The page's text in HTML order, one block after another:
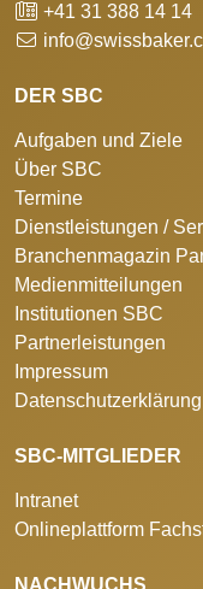
+41 31 388 14 14
DER SBC
Aufgaben und Ziele
Über SBC
Termine
Dienstleistungen /
Branchenmagazin
Medienmitteilungen
Institutionen SBC
Partnerleistungen
Impressum
Datenschutzerklärung
SBC-MITGLIEDER
Intranet
Onlineplattform
NACHWUCHS